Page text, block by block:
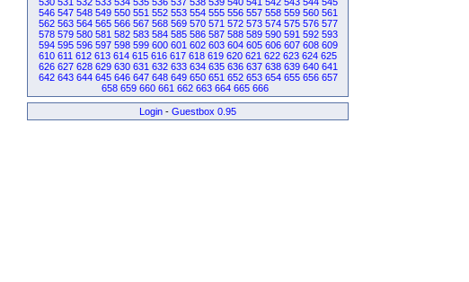
546 547 548 549 550 551 552 553 554 555 556 557 558 559 560 561
562 563 564 565 566 567 568 569 570 571 572 573 574 575 576 577
578 579 580 581 582 583 584 585 586 587 588 589 590 591 592 593
594 595 596 597 598 599 600 601 602 603 604 605 606 607 608 609
610 611 612 613 614 615 616 617 618 619 620 621 622 623 624 625
626 627 628 629 630 631 632 633 634 635 636 637 638 639 640 641
642 643 644 645 646 647 648 649 650 651 652 653 654 655 656 657
658 659 660 661 662 663 664 665 666
Login - Guestbox 0.95